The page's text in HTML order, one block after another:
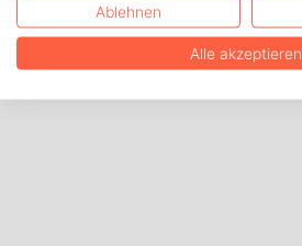
Ablehnen
Alle akzeptieren